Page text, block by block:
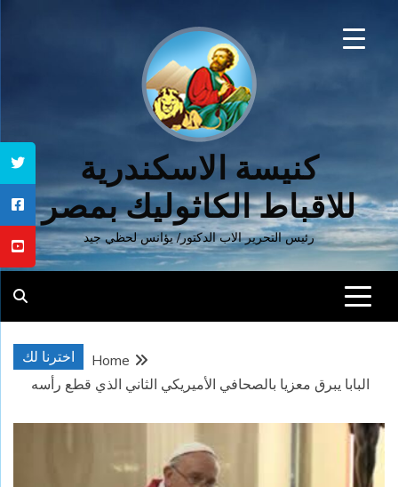
كنيسة الاسكندرية
للاقباط الكاثوليك بمصر
رئيس التحرير الاب الدكتور/ يؤانس لحظي جيد
اخترنا لك
Home
البابا يبرق معزيا بالصحافي الأميريكي الثاني الذي قطع رأسه